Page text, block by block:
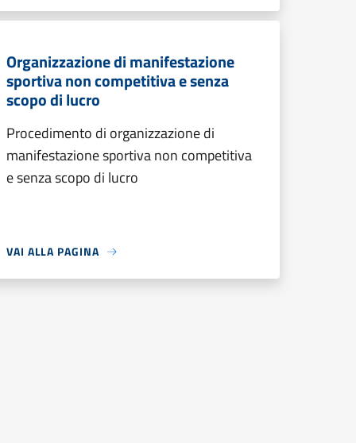
Organizzazione di manifestazione
sportiva non competitiva e senza
scopo di lucro
Procedimento di organizzazione di
manifestazione sportiva non competitiva
e senza scopo di lucro
VAI ALLA PAGINA